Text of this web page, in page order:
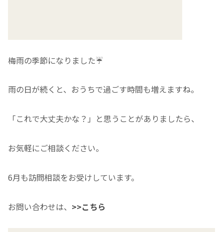
梅雨の季節になりました☔️
雨の日が続くと、おうちで過ごす時間も増えますね。
「これで大丈夫かな？」と思うことがありましたら、
お気軽にご相談ください。
6月も訪問相談をお受けしています。
お問い合わせは、 >>こちら